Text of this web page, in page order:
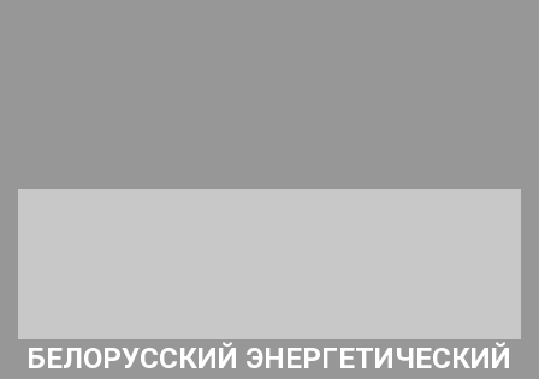
БЕЛОРУССКИЙ ЭНЕРГЕТИЧЕСКИЙ